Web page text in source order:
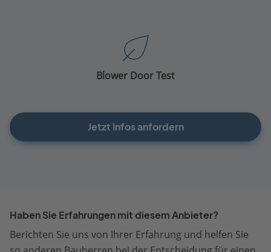
Blower Door Test
Jetzt Infos anfordern
Haben Sie Erfahrungen mit diesem Anbieter?
Berichten Sie uns von Ihrer Erfahrung und helfen Sie